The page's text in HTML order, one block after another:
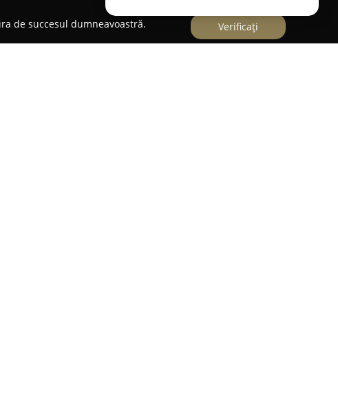
de succesul dumneavoastră.
Verificați